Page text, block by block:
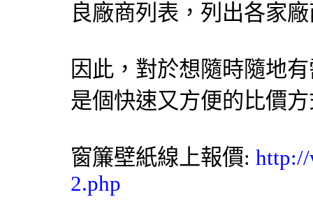
良廠商列表，列出各家
因此，對於想隨時隨地
是個快速又方便的比價
窗簾壁紙線上報價: http://
2.php